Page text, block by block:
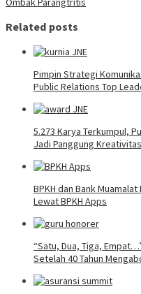
Related posts
Pimpin Strategi
Public Relations Top
5.273 Karya Terkumpul,
Jadi Panggung
BPKH dan Bank
Lewat BPKH Apps
“Satu, Dua, Tiga,
Setelah 40 Tahun